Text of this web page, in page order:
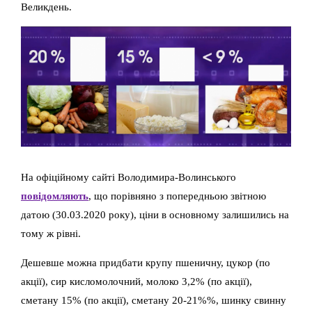
Великдень.
На офіційному сайті Володимира-Волинського
повідомляють, що порівняно з попередньою звітною
датою (30.03.2020 року), ціни в основному залишились на
тому ж рівні.
Дешевше можна придбати крупу пшеничну, цукор (по
акції), сир кисломолочний, молоко 3,2% (по акції),
сметану 15% (по акції), сметану 20-21%%, шинку свинну